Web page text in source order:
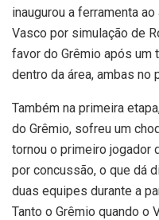
inaugurou a ferramenta
Vasco por simulação de
favor do Grêmio após um
dentro da área, ambas no
Também na primeira
do Grêmio, sofreu um
tornou o primeiro jogador
por concussão, o que dá
duas equipes durante a
Tanto o Grêmio quando o